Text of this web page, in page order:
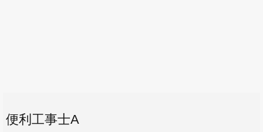
便利工事士A